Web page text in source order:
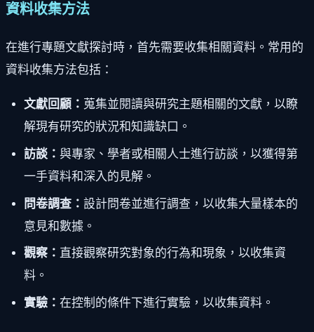
資料收集方法
在進行專題文獻探討時，首先需要收集相關資料。常用的
資料收集方法包括：
文獻回顧： 蒐集並閱讀與研究主題相關的文獻，以瞭
解現有研究的狀況和知識缺口。
訪談： 與專家、學者或相關人士進行訪談，以獲得第
一手資料和深入的見解。
問卷調查： 設計問卷並進行調查，以收集大量樣本的
意見和數據。
觀察： 直接觀察研究對象的行為和現象，以收集資
料。
實驗： 在控制的條件下進行實驗，以收集資料。